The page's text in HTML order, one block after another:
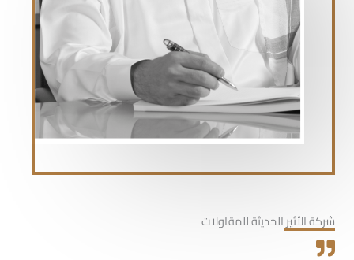
شركة الأثير الحديثة للمقاولات